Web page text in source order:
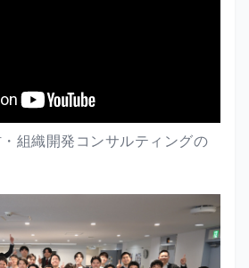
・組織開発コンサルティングの